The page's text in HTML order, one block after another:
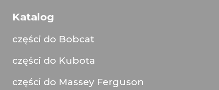
Katalog
części do Bobcat
części do Kubota
części do Massey Ferguson